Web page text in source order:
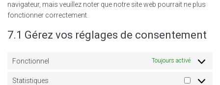
navigateur, mais veuillez noter que notre site web pourrait ne plus
fonctionner correctement.
7.1 Gérez vos réglages de consentement
Fonctionnel Toujours activé
Statistiques